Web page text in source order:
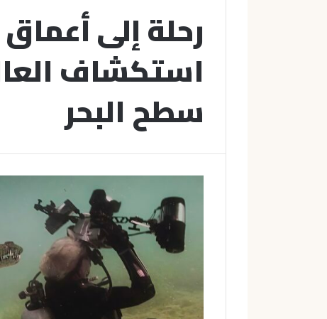
رحلة إلى
استكشاف
سطح البحر